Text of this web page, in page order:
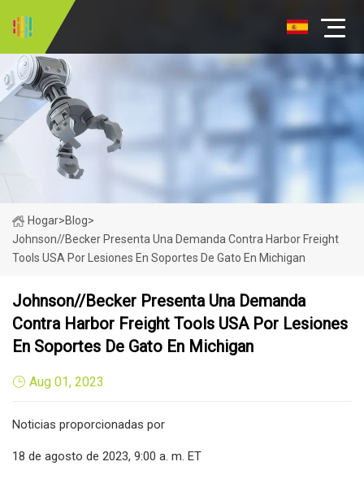
Hogar>Blog>
Johnson//Becker Presenta Una Demanda Contra Harbor Freight
Tools USA Por Lesiones En Soportes De Gato En Michigan
Johnson//Becker Presenta Una Demanda
Contra Harbor Freight Tools USA Por Lesiones
En Soportes De Gato En Michigan
Aug 01, 2023
Noticias proporcionadas por
18 de agosto de 2023, 9:00 a. m. ET